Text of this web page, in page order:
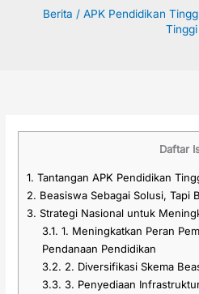
Berita / APK Pendidikan
Tinggi
Daftar
1. Tantangan APK Pendidikan
2. Beasiswa Sebagai Solusi, Tapi
3. Strategi Nasional untuk
3.1. 1. Meningkatkan Peran
Pendanaan Pendidikan
3.2. 2. Diversifikasi Skema
3.3. 3. Penyediaan